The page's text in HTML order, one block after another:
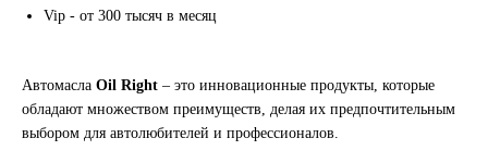
Vip - от 300 тысяч в месяц
Автомасла Oil Right – это инновационные продукты, которые
обладают множеством преимуществ, делая их предпочтительным
выбором для автолюбителей и профессионалов.